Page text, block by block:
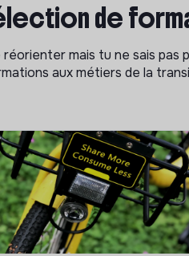
de
mais tu ne sais pas
aux métiers de la